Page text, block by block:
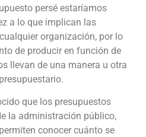
persé estaríamos
a lo que implican las
organización, por lo
de producir en función de
llevan de una manera u otra
que los presupuestos
la administración público,
conocer cuánto se